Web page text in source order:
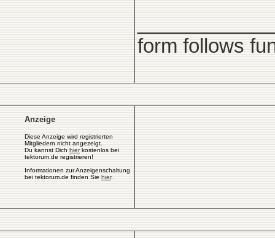
form follows
Anzeige
Diese Anzeige wird registrierten
Mitgliedern nicht angezeigt.
Du kannst Dich hierkostenlos bei
tektorum.de registrieren!
Informationen zur Anzeigenschaltung
bei tektorum.de finden Sie hier.